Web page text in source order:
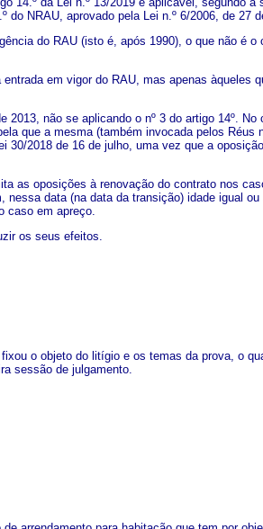
do NRAU, aprovado pela Lei n.º 6/2006, de 27
do RAU (isto é, após 1990), o que não é o
em vigor do RAU, mas apenas àqueles
não se aplicando o nº 3 do artigo 14º. No
que a mesma (também invocada pelos Réus
2018 de 16 de julho, uma vez que a
as oposições à renovação do contrato nos
data (na data da transição) idade igual ou
caso em apreço.
os seus efeitos.
o objeto do litígio e os temas da prova, o
sessão de julgamento.